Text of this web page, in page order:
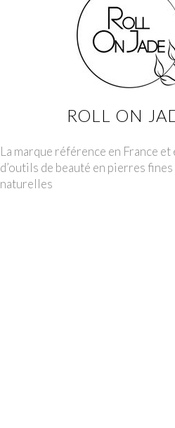
ROLL ON
La marque référence en France et
d’outils de beauté en pierres
naturelles